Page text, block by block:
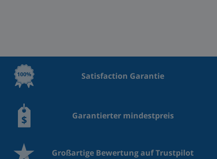
Satisfaction Garantie
Garantierter mindestpreis
Großartige Bewertung auf Trustpilot